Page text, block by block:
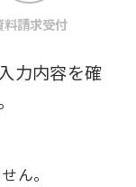
料請求受付
力内容を確
ん。